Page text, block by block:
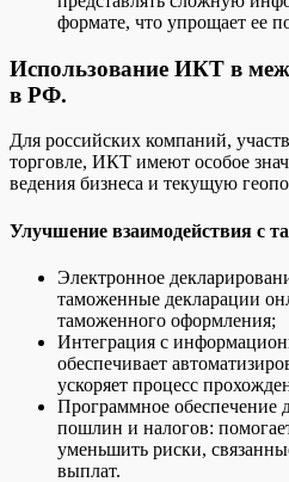
формате, что упрощает ее
Использование ИКТ в
в РФ.
Для российских компаний,
торговле, ИКТ имеют особое
ведения бизнеса и текущую
Улучшение взаимодействия с
Электронное
таможенные декларации
таможенного оформления;
Интеграция с
обеспечивает
ускоряет процесс
Программное обеспечение
пошлин и налогов:
уменьшить риски,
выплат.